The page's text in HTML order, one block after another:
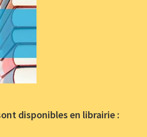
disponibles en librairie :